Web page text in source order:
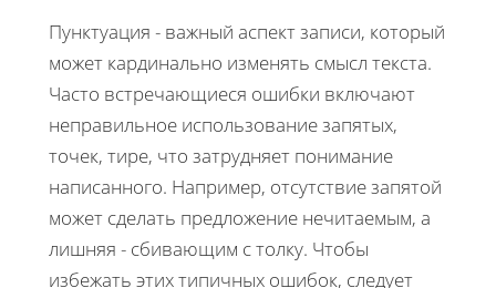
Пунктуация - важный аспект записи, который
может кардинально изменять смысл текста.
Часто встречающиеся ошибки включают
неправильное использование запятых,
точек, тире, что затрудняет понимание
написанного. Например, отсутствие запятой
может сделать предложение нечитаемым, а
лишняя - сбивающим с толку. Чтобы
избежать этих типичных ошибок, следует